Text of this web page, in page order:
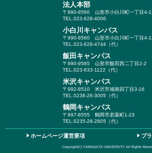
法人本部
〒990-8560 山形市小白川町一丁目4-
TEL.023-628-4006
小白川キャンパス
〒990-8560 山形市小白川町一丁目4-
TEL.023-628-4744（代）
飯田キャンパス
〒990-9585 山形市飯田西二丁目2-2
TEL.023-633-1122（代）
米沢キャンパス
〒992-8510 米沢市城南四丁目3-16
TEL.0238-26-3005（代）
鶴岡キャンパス
〒997-8555 鶴岡市若葉町1-23
TEL.0235-28-2805（代）
ホームページ運営要項 プ
Copyright(C) YAMAGATA UNIVERSITY All Rights